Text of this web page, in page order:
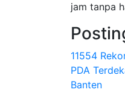
jam tanpa
11554
PDA
Banten